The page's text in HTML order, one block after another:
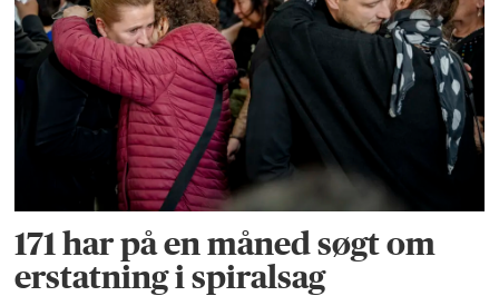
171 har på en måned søgt om
erstatning i spiralsag